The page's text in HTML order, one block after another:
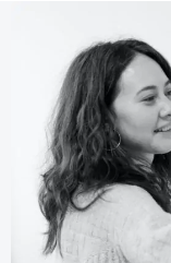
5.
6.
7.